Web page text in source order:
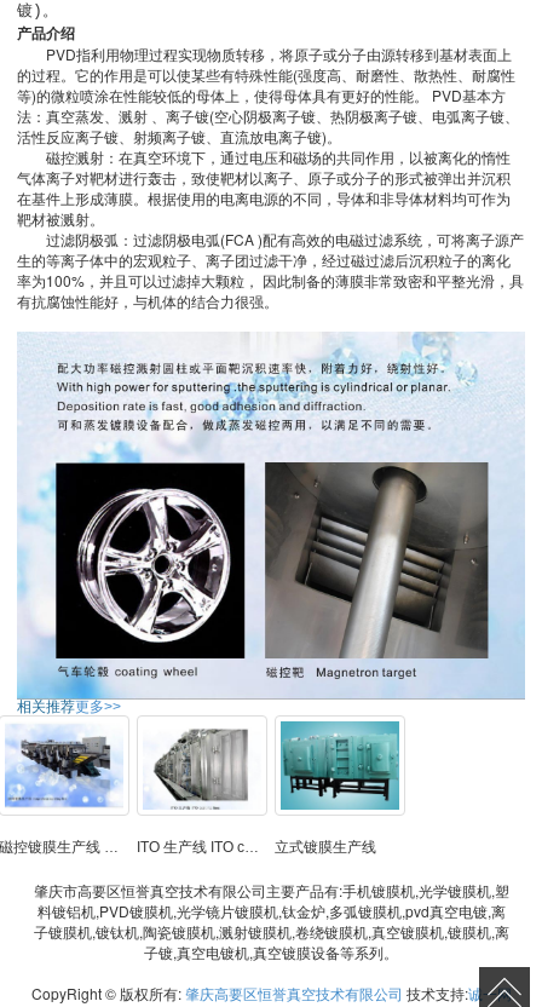
镀)。
产品介绍
PVD指利用物理过程实现物质转移，将原子或分子由源转移到基材表面上
的过程。它的作用是可以使某些有特殊性能(强度高、耐磨性、散热性、耐腐性
等)的微粒喷涂在性能较低的母体上，使得母体具有更好的性能。 PVD基本方
法：真空蒸发、溅射 、离子镀(空心阴极离子镀、热阴极离子镀、电弧离子镀、
活性反应离子镀、射频离子镀、直流放电离子镀)。
磁控溅射：在真空环境下，通过电压和磁场的共同作用，以被离化的惰性
气体离子对靶材进行轰击，致使靶材以离子、原子或分子的形式被弹出并沉积
在基件上形成薄膜。根据使用的电离电源的不同，导体和非导体材料均可作为
靶材被溅射。
过滤阴极弧：过滤阴极电弧(FCA )配有高效的电磁过滤系统，可将离子源产
生的等离子体中的宏观粒子、离子团过滤干净，经过磁过滤后沉积粒子的离化
率为100%，并且可以过滤掉大颗粒， 因此制备的薄膜非常致密和平整光滑，具
有抗腐蚀性能好，与机体的结合力很强。
相关推荐更多>>
磁控镀膜生产线 magnetron coating ling ITO 生产线 ITO coating ling 立式镀膜生产线
肇庆市高要区恒誉真空技术有限公司主要产品有:手机镀膜机,光学镀膜机,塑
料镀铝机,PVD镀膜机,光学镜片镀膜机,钛金炉,多弧镀膜机,pvd真空电镀,离
子镀膜机,镀钛机,陶瓷镀膜机,溅射镀膜机,卷绕镀膜机,真空镀膜机,镀膜机,离
子镀,真空电镀机,真空镀膜设备等系列。
CopyRight © 版权所有:肇庆高要区恒誉真空技术有限公司 技术支持:诚一网